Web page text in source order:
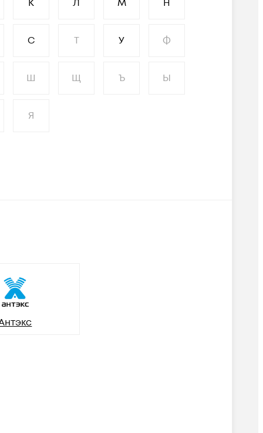
К Л М Н
С Т У Ф
Ш Щ Ъ Ы
Я